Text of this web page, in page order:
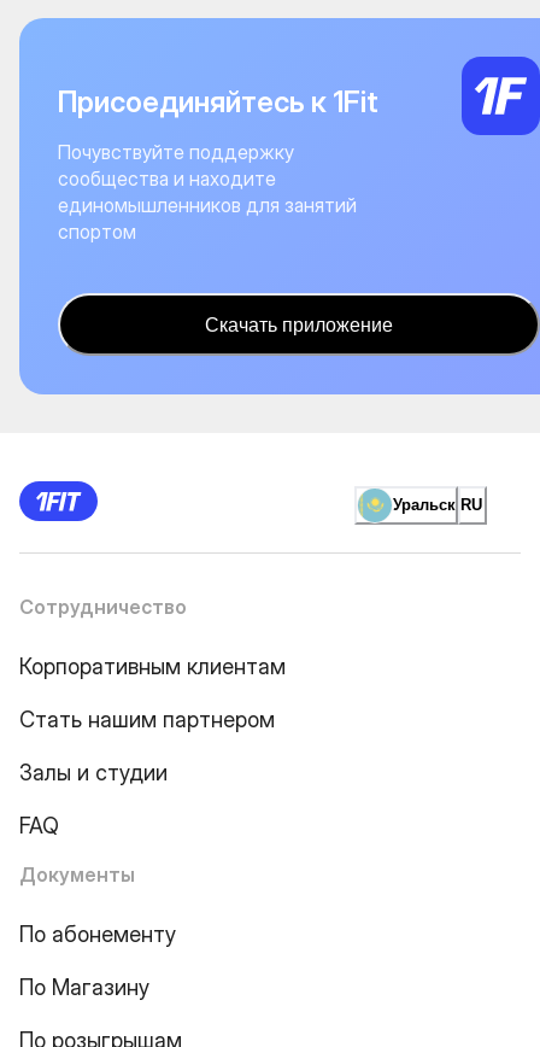
Присоединяйтесь к 1Fit
Почувствуйте поддержку
сообщества и находите
единомышленников для занятий
спортом
Скачать приложение
Уральск RU
Сотрудничество
Корпоративным клиентам
Стать нашим партнером
Залы и студии
FAQ
Документы
По абонементу
По Магазину
По розыгрышам